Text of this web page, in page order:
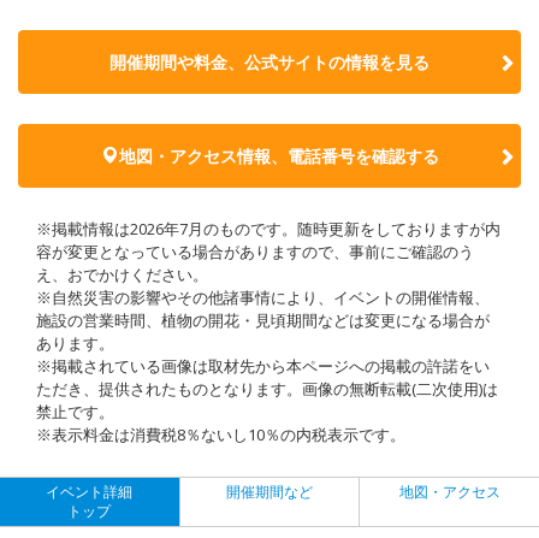
開催期間や料金、公式サイトの情報を見る
地図・アクセス情報、電話番号を確認する
※掲載情報は2026年7月のものです。随時更新をしておりますが内
容が変更となっている場合がありますので、事前にご確認のう
え、おでかけください。
※自然災害の影響やその他諸事情により、イベントの開催情報、
施設の営業時間、植物の開花・見頃期間などは変更になる場合が
あります。
※掲載されている画像は取材先から本ページへの掲載の許諾をい
ただき、提供されたものとなります。画像の無断転載(二次使用)は
禁止です。
※表示料金は消費税8％ないし10％の内税表示です。
イベント詳細
トップ
開催期間など 地図・アクセス